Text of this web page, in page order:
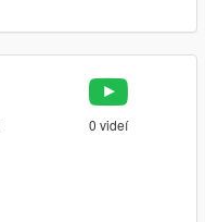
0 videí